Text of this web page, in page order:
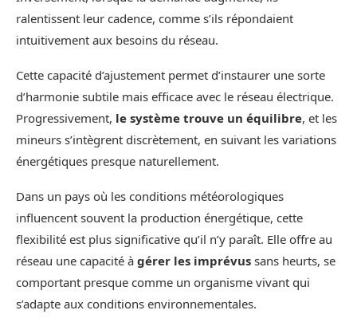
ralentissent leur cadence, comme s’ils répondaient
intuitivement aux besoins du réseau.
Cette capacité d’ajustement permet d’instaurer une sorte
d’harmonie subtile mais efficace avec le réseau électrique.
Progressivement, le système trouve un équilibre, et les
mineurs s’intègrent discrètement, en suivant les variations
énergétiques presque naturellement.
Dans un pays où les conditions météorologiques
influencent souvent la production énergétique, cette
flexibilité est plus significative qu’il n’y paraît. Elle offre au
réseau une capacité à gérer les imprévus sans heurts, se
comportant presque comme un organisme vivant qui
s’adapte aux conditions environnementales.